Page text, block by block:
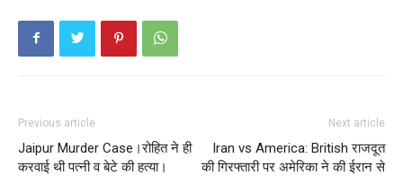
Previous article
Jaipur Murder Case।रोहित ने ही
करवाई थी पत्नी व बेटे की हत्या।
Next article
Iran vs America: British राजदूत
की गिरफ्तारी पर अमेरिका ने की ईरान से